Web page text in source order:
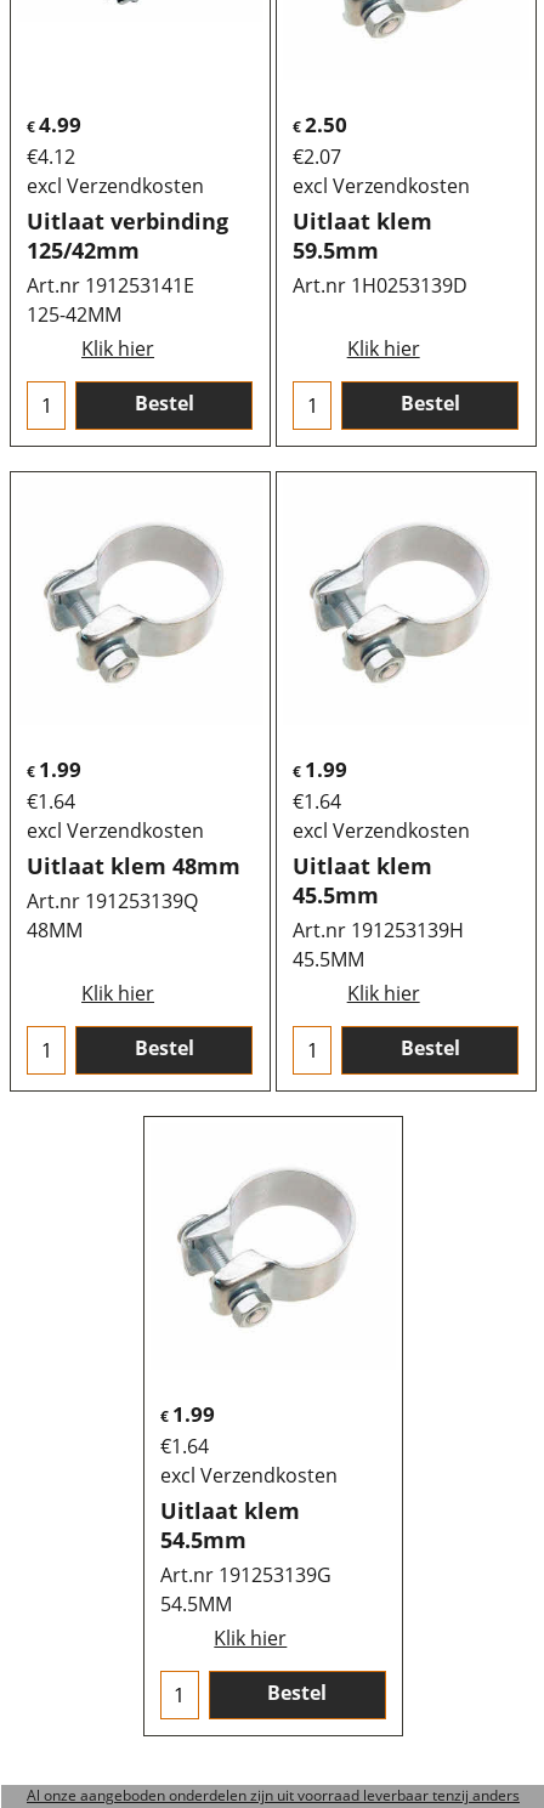
€4.99
€4.12
excl Verzendkosten
Uitlaat verbinding
125/42mm
Art.nr 191253141E
125-42MM
Klik hier
Bestel
€2.50
€2.07
excl Verzendkosten
Uitlaat klem
59.5mm
Art.nr 1H0253139D
Klik hier
Bestel
€ 1.99
€1.64
excl Verzendkosten
Uitlaat klem 48mm
Art.nr 191253139Q
48MM
Klik hier
Bestel
€ 1.99
€1.64
excl Verzendkosten
Uitlaat klem
45.5mm
Art.nr 191253139H
45.5MM
Klik hier
Bestel
€ 1.99
€1.64
excl Verzendkosten
Uitlaat klem
54.5mm
Art.nr 191253139G
54.5MM
Klik hier
Bestel
Al onze aangeboden onderdelen zijn uit voorraad leverbaar tenzij anders